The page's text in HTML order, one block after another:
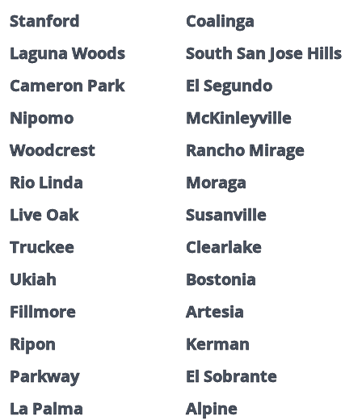
Stanford
Coalinga
Laguna Woods
South San Jose Hills
Cameron Park
El Segundo
Nipomo
McKinleyville
Woodcrest
Rancho Mirage
Rio Linda
Moraga
Live Oak
Susanville
Truckee
Clearlake
Ukiah
Bostonia
Fillmore
Artesia
Ripon
Kerman
Parkway
El Sobrante
La Palma
Alpine